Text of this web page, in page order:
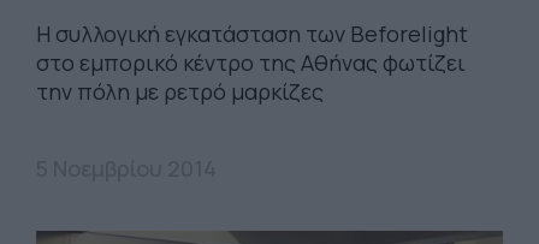
Η συλλογική εγκατάσταση των Beforelight
στο εμπορικό κέντρο της Αθήνας φωτίζει
την πόλη με ρετρό μαρκίζες